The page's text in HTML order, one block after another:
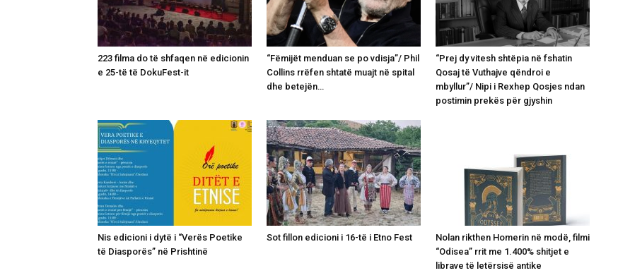
223 filma do të shfaqen në edicionin
e 25-të të DokuFest-it
“Fëmijët menduan se po vdisja”/ Phil
Collins rrëfen shtatë muajt në spital
dhe betejën…
“Prej dy vitesh shtëpia në fshatin
Qosaj të Vuthajve qëndroi e
mbyllur”/ Nipi i Rexhep Qosjes ndan
postimin prekës për gjyshin
Nis edicioni i dytë i “Verës Poetike
të Diasporës” në Prishtinë
Sot fillon edicioni i 16-të i Etno Fest
Nolan rikthen Homerin në modë, filmi
“Odisea” rrit me 1.400% shitjet e
librave të letërsisë antike